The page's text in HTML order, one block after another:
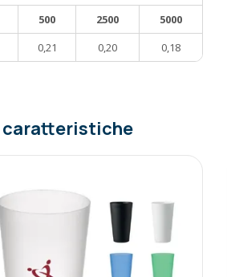
500 2500
5000
0,21 0,20 0,18
caratteristiche